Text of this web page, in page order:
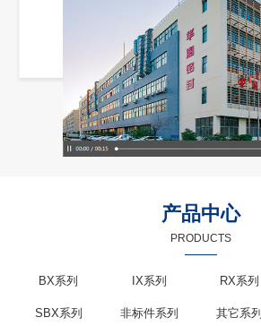
产品中心
PRODUCTS
BX系列 IX系列 RX系列
SBX系列 非标件系列 其它系列